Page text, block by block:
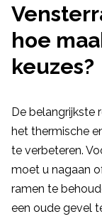
hoe
keuzes?
De belangrijkste
het thermische
te verbeteren.
moet u nagaan
ramen te
een oude gevel